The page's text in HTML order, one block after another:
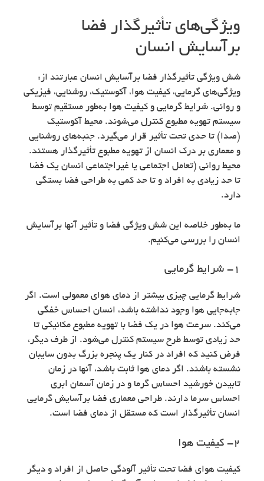
ویژگی‌های تأثیرگذار فضا
برآسایش انسان
شش ویژگی تأثیرگذار فضا برآسایش انسان عبارتند از:
ویژگی‌های گرمایی، کیفیت هوا، آکوستیک، روشنایی، فیزیکی
و روانی. شرایط گرمایی و کیفیت هوا به‌طور مستقیم توسط
سیستم تهویه مطبوع کنترل می‌شوند. محیط آکوستیک
(صدا) تا حدی تحت تأثیر قرار می‌گیرد. جنبه‌های روشنایی
و معماری بر درک انسان از تهویه مطبوع تأثیرگذار هستند.
محیط روانی (تعامل اجتماعی یا غیراجتماعی انسان یک فضا
تا حد زیادی به افراد و تا حد کمی به طراحی فضا بستگی
دارد.
ما به‌طور خلاصه این شش ویژگی فضا و تأثیر آنها برآسایش
انسان را بررسی می‌کنیم.
۱- شرايط گرمایی
شرايط گرمایی چیزی بیشتر از دمای هوای معمولی است. اگر
جابه‌جایی هوا وجود نداشته باشد، انسان احساس خفگی
می‌کند. سرعت هوا در یک فضا با تهویه مطبوع مکانیکی تا
حد زیادی توسط طرح سیستم کنترل می‌شود. از طرف دیگر،
فرض کنید که افراد در کنار یک پنجره بزرگ بدون سایبان
نشسته باشند. اگر دمای هوا ثابت باشد، آنها در زمان
تابیدن خورشید احساس گرما و در زمان آسمان ابری
احساس سرما دارند. طراحی معماری فضا برآسایش گرمایی
انسان تأثیرگذار است که مستقل از دمای فضا است.
۲- کیفیت هوا
کیفیت هوای فضا تحت تأثیر آلودگی حاصل از افراد و دیگر